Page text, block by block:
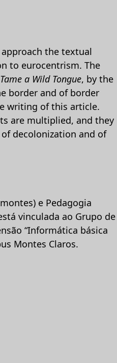
the textual
to eurocentrism. The
a Wild Tongue, by the
border and of border
writing of this article.
are multiplied, and they
decolonization and of
e Pedagogia
vinculada ao Grupo de
“Informática básica
Montes Claros.